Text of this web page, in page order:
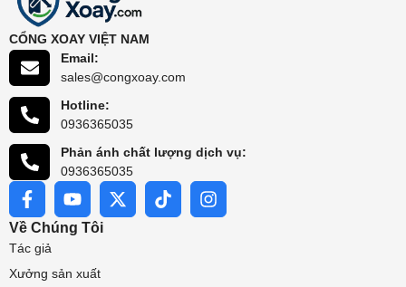
CỔNG XOAY VIỆT NAM
Email:
sales@congxoay.com
Hotline:
0936365035
Phản ánh chất lượng dịch vụ:
0936365035
Về Chúng Tôi
Tác giả
Xưởng sản xuất